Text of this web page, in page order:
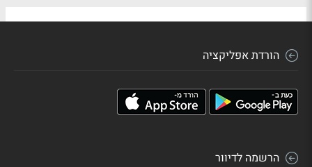
הורדת אפליקציה
הרשמה לדיוור